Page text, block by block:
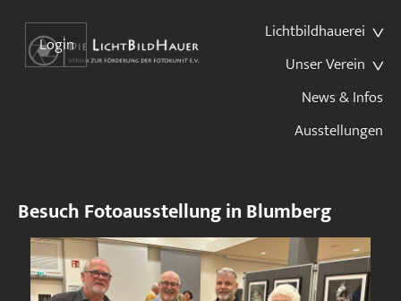
Lichtbildhauerei
Unser Verein
News & Infos
Ausstellungen
Login
Besuch Fotoausstellung in Blumberg